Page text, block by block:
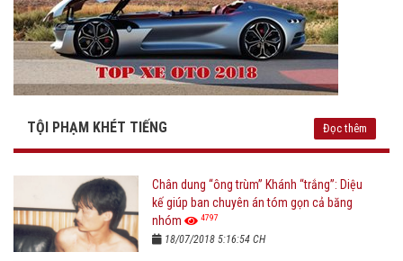
TỘI PHẠM KHÉT TIẾNG Đọc thêm
Chân dung “ông trùm” Khánh “trắng”: Diệu
kế giúp ban chuyên án tóm gọn cả băng
nhóm
4797
18/07/2018 5:16:54 CH